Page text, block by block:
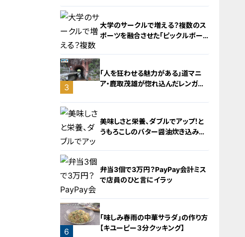
2
大学のサークルで増える？複数のス
ポーツを融合させた「ピックルボー
3
「人を狂わせる魅力がある」道マニ
ア・鹿取茂雄が惚れ込んだレンガの
4
美味しさと栄養、ダブルでアップ！と
うもろこしのバター醤油炊き込みご
弁当3個で3万円？PayPay会計ミス
で店員のひと言にイラッ
6
「味しみ春雨の中華サラダ」の作り方
【キユーピー３分クッキング】